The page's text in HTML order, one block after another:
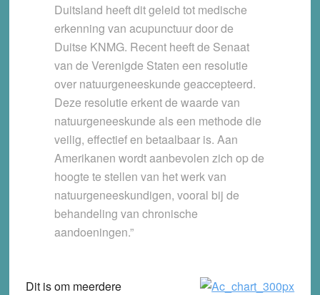
Duitsland heeft dit geleid tot medische
erkenning van acupunctuur door de
Duitse KNMG. Recent heeft de Senaat
van de Verenigde Staten een resolutie
over natuurgeneeskunde geaccepteerd.
Deze resolutie erkent de waarde van
natuurgeneeskunde als een methode die
veilig, effectief en betaalbaar is. Aan
Amerikanen wordt aanbevolen zich op de
hoogte te stellen van het werk van
natuurgeneeskundigen, vooral bij de
behandeling van chronische
aandoeningen.”
Dit is om meerdere